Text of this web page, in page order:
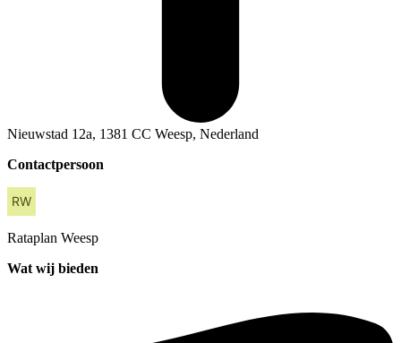
Nieuwstad 12a, 1381 CC Weesp, Nederland
Contactpersoon
Rataplan Weesp
Wat wij bieden